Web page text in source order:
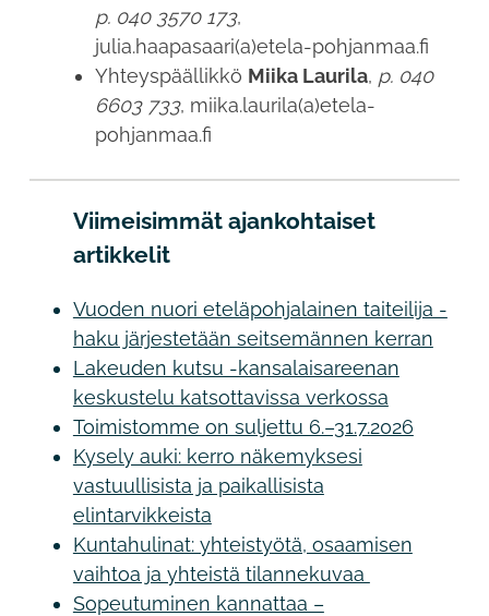
p. 040 3570 173,
julia.haapasaari(a)etela-pohjanmaa.fi
Yhteyspäällikkö Miika Laurila, p. 040
6603 733, miika.laurila(a)etela-
pohjanmaa.fi
Viimeisimmät ajankohtaiset
artikkelit
Vuoden nuori eteläpohjalainen taiteilija -
haku järjestetään seitsemännen kerran
Lakeuden kutsu -kansalaisareenan
keskustelu katsottavissa verkossa
Toimistomme on suljettu 6.–31.7.2026
Kysely auki: kerro näkemyksesi
vastuullisista ja paikallisista
elintarvikkeista
Kuntahulinat: yhteistyötä, osaamisen
vaihtoa ja yhteistä tilannekuvaa
Sopeutuminen kannattaa –